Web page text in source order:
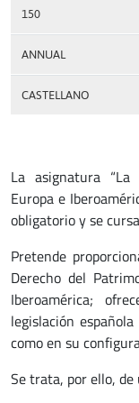
150
ANNUAL
CASTELLANO
La asignatura
Europa e
obligatorio y se
Pretende
Derecho del
Iberoamérica;
legislación
como en su
Se trata, por ello,